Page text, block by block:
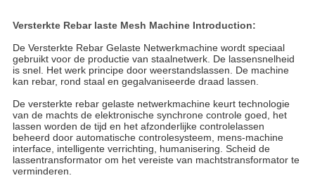
Versterkte Rebar laste Mesh Machine Introduction:
De Versterkte Rebar Gelaste Netwerkmachine wordtspeciaal
gebruikt voor de productie van staalnetwerk. De lassensnelheid
is snel. Het werk principe door weerstandslassen. De machine
kan rebar, rond staal en gegalvaniseerde draad lassen.
De versterkte rebar gelaste netwerkmachine keurt technologie
van de machts de elektronische synchrone controle goed, het
lassen worden de tijd en het afzonderlijke controlelassen
beheerd door automatische controlesysteem, mens-machine
interface, intelligente verrichting, humanisering. Scheid de
lassentransformator om het vereiste van machtstransformator te
verminderen.